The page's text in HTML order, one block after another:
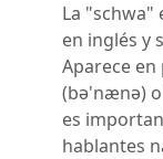
La "schwa"
en inglés y
Aparece
(bə'nænə)
es
hablantes